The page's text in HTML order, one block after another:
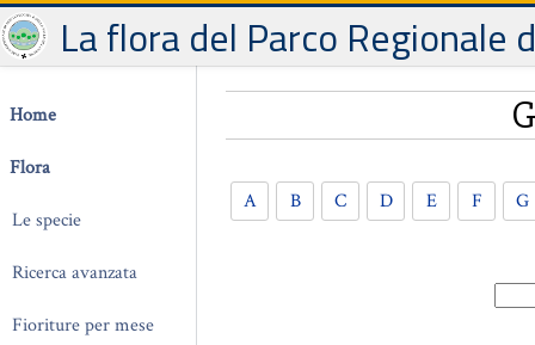
La flora del Parco Regionale
Home
Flora
Le specie
Ricerca avanzata
Fioriture per mese
A B C D E F G